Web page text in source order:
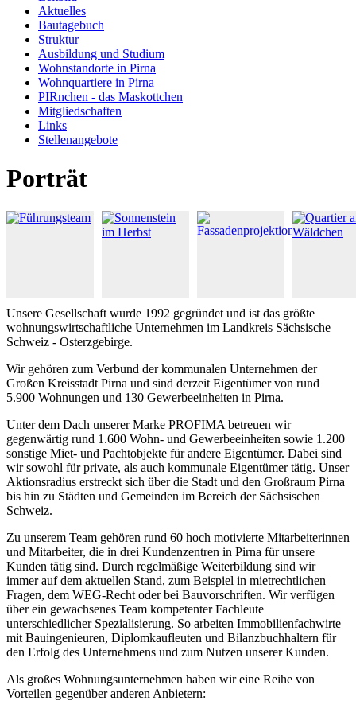
Aktuelles
Bautagebuch
Struktur
Ausbildung und Studium
Wohnstandorte in Pirna
Wohnquartiere in Pirna
PIRnchen - das Maskottchen
Mitgliedschaften
Links
Stellenangebote
Porträt
Unsere Gesellschaft wurde 1992 gegründet und ist das größte
wohnungswirtschaftliche Unternehmen im Landkreis Sächsische
Schweiz - Osterzgebirge.
Wir gehören zum Verbund der kommunalen Unternehmen der
Großen Kreisstadt Pirna und sind derzeit Eigentümer von rund
5.900 Wohnungen und 130 Gewerbeeinheiten in Pirna.
Unter dem Dach unserer Marke PROFIMA betreuen wir
gegenwärtig rund 1.600 Wohn- und Gewerbeeinheiten sowie 1.200
sonstige Miet- und Pachtobjekte für andere Eigentümer. Dabei sind
wir sowohl für private, als auch kommunale Eigentümer tätig. Unser
Aktionsradius erstreckt sich über die Stadt und den Großraum Pirna
bis hin zu Städten und Gemeinden im Bereich der Sächsischen
Schweiz.
Zu unserem Team gehören rund 60 hoch motivierte Mitarbeiterinnen
und Mitarbeiter, die in drei Kundenzentren in Pirna für unsere
Kunden tätig sind. Durch regelmäßige Weiterbildung sind wir
immer auf dem aktuellen Stand, zum Beispiel in mietrechtlichen
Fragen, dem WEG-Recht oder bei Bauvorschriften. Wir verfügen
über ein gewachsenes Team kompetenter Fachleute
unterschiedlicher Spezialisierung. So arbeiten Immobilienfachwirte
mit Bauingenieuren, Diplomkaufleuten und Bilanzbuchhaltern für
den Erfolg des Unternehmens und zum Nutzen unserer Kunden.
Als großes Wohnungsunternehmen haben wir eine Reihe von
Vorteilen gegenüber anderen Anbietern: